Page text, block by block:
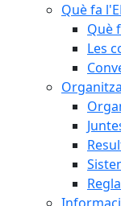
Què fa
Què
Les